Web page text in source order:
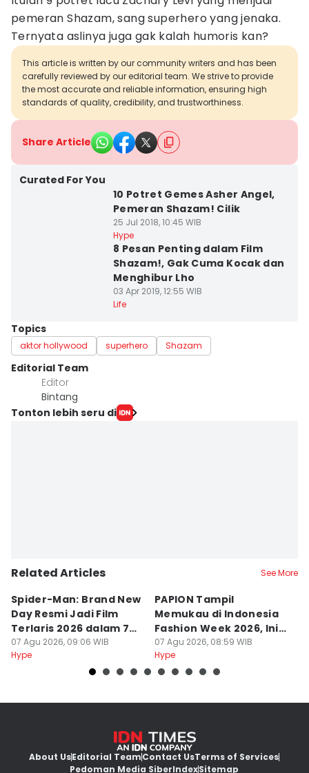
pemeran Shazam, sang superhero yang jenaka.
Ternyata aslinya juga gak kalah humoris kan?
This article is written by our community writers and has been
carefully reviewed by our editorial team. We strive to provide
the most accurate and reliable information, ensuring high
standards of quality, credibility, and trustworthiness.
Share Article
Curated For You
10 Potret Gemes Asher Angel,
Pemeran Shazam! Cilik
25 Jul 2018, 10:45 WIB
Hype
8 Pesan Penting dalam Film
Shazam!, Gak Cuma Kocak dan
Menghibur Lho
03 Apr 2019, 12:55 WIB
Life
Topics
aktor hollywood superhero Shazam
Editorial Team
Editor
Bintang
Tonton lebih seru di
Related Articles See More
Spider-Man: Brand New
Day Resmi Jadi Film
Terlaris 2026 dalam 7
Hari
07 Agu 2026, 09:06 WIB
Hype
PAPION Tampil
Memukau di Indonesia
Fashion Week 2026, Ini
Ceritanya
07 Agu 2026, 08:59 WIB
Hype
About UsEditorial TeamContact UsTerms of Services
Pedoman Media SiberIndexSitemap